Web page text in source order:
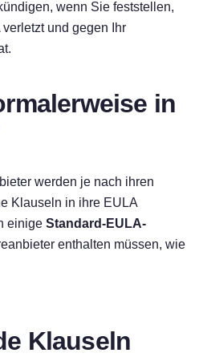
wenn Sie feststellen,
und gegen Ihr
in
werden je nach ihren
Klauseln in ihre EULA
einige Standard-EULA-
enthalten müssen, wie
Klauseln